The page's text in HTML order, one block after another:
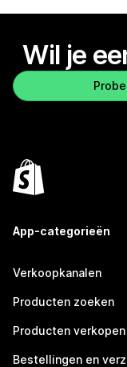
Wil je
App-categorieën
Verkoopkanalen
Producten zoeken
Producten verkopen
Bestellingen en